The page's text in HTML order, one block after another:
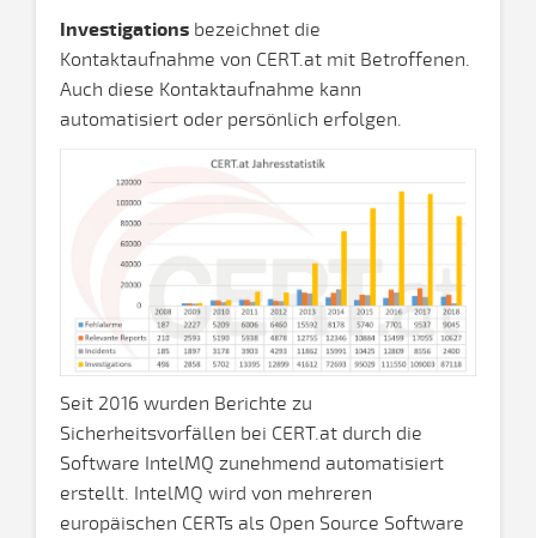
Investigations bezeichnet die
Kontaktaufnahme von CERT.at mit Betroffenen.
Auch diese Kontaktaufnahme kann
automatisiert oder persönlich erfolgen.
Seit 2016 wurden Berichte zu
Sicherheitsvorfällen bei CERT.at durch die
Software IntelMQ zunehmend automatisiert
erstellt. IntelMQ wird von mehreren
europäischen CERTs als Open Source Software